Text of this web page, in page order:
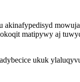
matipywy aj
ukuk